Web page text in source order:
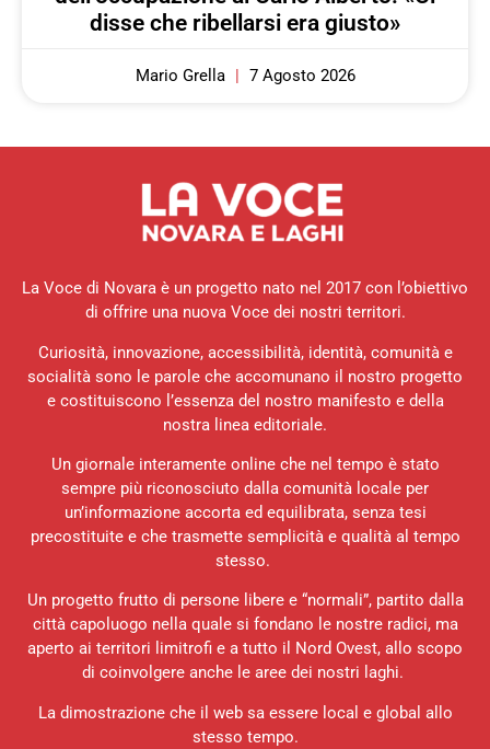
disse che ribellarsi era giusto»
Mario Grella 7 Agosto 2026
La Voce di Novara è un progetto nato nel 2017 con l’obiettivo
di offrire una nuova Voce dei nostri territori.
Curiosità, innovazione, accessibilità, identità, comunità e
socialità sono le parole che accomunano il nostro progetto
e costituiscono l’essenza del nostro manifesto e della
nostra linea editoriale.
Un giornale interamente online che nel tempo è stato
sempre più riconosciuto dalla comunità locale per
un’informazione accorta ed equilibrata, senza tesi
precostituite e che trasmette semplicità e qualità al tempo
stesso.
Un progetto frutto di persone libere e “normali”, partito dalla
città capoluogo nella quale si fondano le nostre radici, ma
aperto ai territori limitrofi e a tutto il Nord Ovest, allo scopo
di coinvolgere anche le aree dei nostri laghi.
La dimostrazione che il web sa essere local e global allo
stesso tempo.